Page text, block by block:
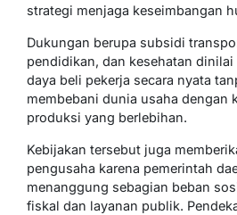
strategi menjaga keseimbangan
Dukungan berupa subsidi
pendidikan, dan kesehatan
daya beli pekerja secara nyata
membebani dunia usaha dengan
produksi yang berlebihan.
Kebijakan tersebut juga
pengusaha karena pemerintah
menanggung sebagian beban
fiskal dan layanan publik.